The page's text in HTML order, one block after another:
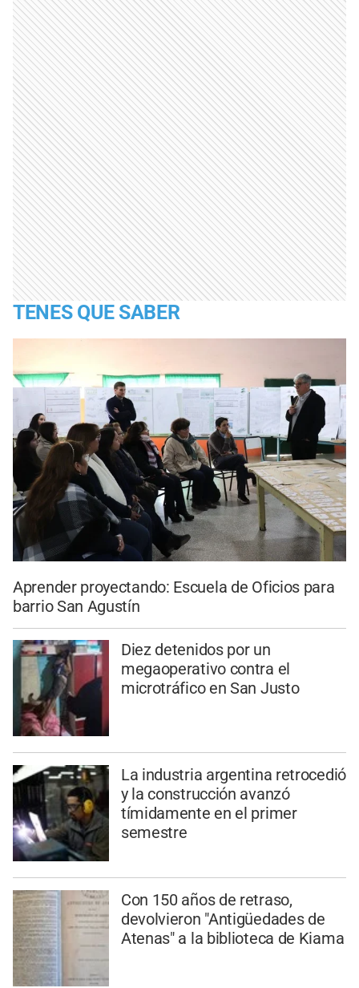
TENES QUE SABER
Aprender proyectando: Escuela de Oficios para
barrio San Agustín
Diez detenidos por un
megaoperativo contra el
microtráfico en San Justo
La industria argentina retrocedió
y la construcción avanzó
tímidamente en el primer
semestre
Con 150 años de retraso,
devolvieron "Antigüedades de
Atenas" a la biblioteca de Kiama